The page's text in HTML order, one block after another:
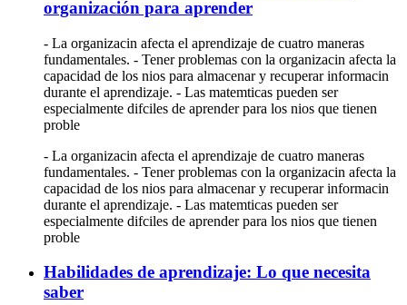
organización para aprender
- La organizacin afecta el aprendizaje de cuatro maneras
fundamentales. - Tener problemas con la organizacin afecta la
capacidad de los nios para almacenar y recuperar informacin
durante el aprendizaje. - Las matemticas pueden ser
especialmente difciles de aprender para los nios que tienen
proble
- La organizacin afecta el aprendizaje de cuatro maneras
fundamentales. - Tener problemas con la organizacin afecta la
capacidad de los nios para almacenar y recuperar informacin
durante el aprendizaje. - Las matemticas pueden ser
especialmente difciles de aprender para los nios que tienen
proble
Habilidades de aprendizaje: Lo que necesita
saber